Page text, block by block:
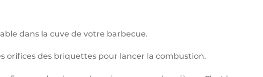
dans la cuve de votre barbecue.
orifices des briquettes pour lancer la combustion.